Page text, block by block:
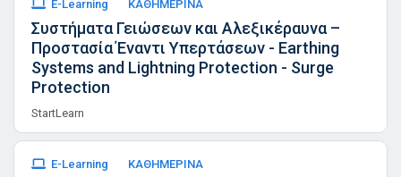
E-Learning ΚΑΘΗΜΕΡΙΝΑ
Συστήματα Γειώσεων και Αλεξικέραυνα –
Προστασία Έναντι Υπερτάσεων - Earthing
Systems and Lightning Protection - Surge
Protection
StartLearn
E-Learning ΚΑΘΗΜΕΡΙΝΑ